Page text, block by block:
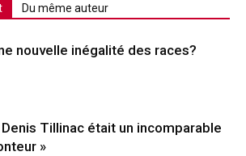
Du même auteur
nouvelle inégalité des races?
Denis Tillinac était un incomparable
»